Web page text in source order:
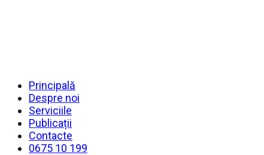
Principală
Despre noi
Serviciile
Publicații
Contacte
0675 10 199